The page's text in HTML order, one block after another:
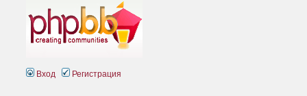
Вход Регистрация